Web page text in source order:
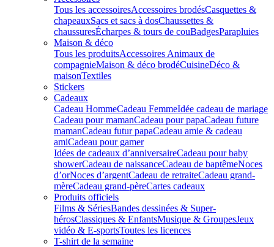
Tous les accessoiresAccessoires brodésCasquettes &
chapeauxSacs et sacs à dosChaussettes &
chaussuresÉcharpes & tours de couBadgesParapluies
Maison & déco
Tous les produitsAccessoires Animaux de
compagnieMaison & déco brodéCuisineDéco &
maisonTextiles
Stickers
Cadeaux
Cadeau HommeCadeau FemmeIdée cadeau de mariage​
Cadeau pour mamanCadeau pour papaCadeau future
mamanCadeau futur papaCadeau amie & cadeau
amiCadeau pour gamer
Idées de cadeaux d’anniversaireCadeau pour baby
showerCadeau de naissanceCadeau de baptêmeNoces
d’orNoces d’argentCadeau de retraiteCadeau grand-
mèreCadeau grand-pèreCartes cadeaux
Produits officiels
Films & SériesBandes dessinées & Super-
hérosClassiques & EnfantsMusique & GroupesJeux
vidéo & E-sportsToutes les licences
T-shirt de la semaine